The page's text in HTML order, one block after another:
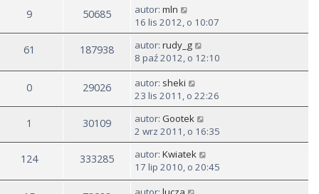
9 50685 autor: mln
16 lis 2012, o 10:07
61 187938 autor: rudy_g
8 paź 2012, o 12:10
0 29026 autor: sheki
23 lis 2011, o 22:26
1 30109 autor: Gootek
2 wrz 2011, o 16:35
124 333285 autor: Kwiatek
17 lip 2010, o 20:45